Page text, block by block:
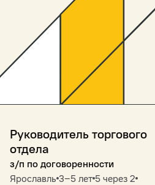
Руководитель торгового
отдела
з/п по договоренности
Ярославль 3‒5 лет 5 через 2